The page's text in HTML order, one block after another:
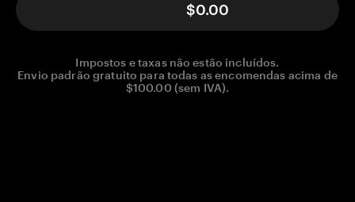
$0.00
Impostos e taxas não estão incluídos.
Envio padrão gratuito para todas as encomendas acima de
$100.00 (sem IVA).